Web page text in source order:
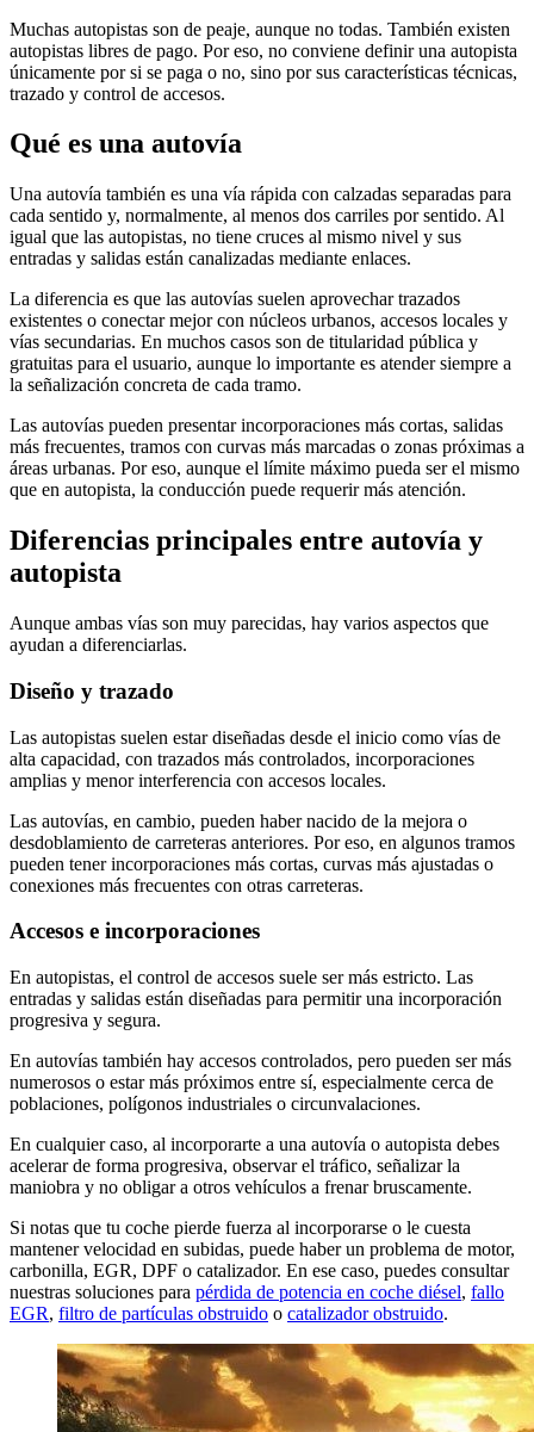
Muchas autopistas son de peaje, aunque no todas. También existen
autopistas libres de pago. Por eso, no conviene definir una autopista
únicamente por si se paga o no, sino por sus características técnicas,
trazado y control de accesos.
Qué es una autovía
Una autovía también es una vía rápida con calzadas separadas para
cada sentido y, normalmente, al menos dos carriles por sentido. Al
igual que las autopistas, no tiene cruces al mismo nivel y sus
entradas y salidas están canalizadas mediante enlaces.
La diferencia es que las autovías suelen aprovechar trazados
existentes o conectar mejor con núcleos urbanos, accesos locales y
vías secundarias. En muchos casos son de titularidad pública y
gratuitas para el usuario, aunque lo importante es atender siempre a
la señalización concreta de cada tramo.
Las autovías pueden presentar incorporaciones más cortas, salidas
más frecuentes, tramos con curvas más marcadas o zonas próximas a
áreas urbanas. Por eso, aunque el límite máximo pueda ser el mismo
que en autopista, la conducción puede requerir más atención.
Diferencias principales entre autovía y
autopista
Aunque ambas vías son muy parecidas, hay varios aspectos que
ayudan a diferenciarlas.
Diseño y trazado
Las autopistas suelen estar diseñadas desde el inicio como vías de
alta capacidad, con trazados más controlados, incorporaciones
amplias y menor interferencia con accesos locales.
Las autovías, en cambio, pueden haber nacido de la mejora o
desdoblamiento de carreteras anteriores. Por eso, en algunos tramos
pueden tener incorporaciones más cortas, curvas más ajustadas o
conexiones más frecuentes con otras carreteras.
Accesos e incorporaciones
En autopistas, el control de accesos suele ser más estricto. Las
entradas y salidas están diseñadas para permitir una incorporación
progresiva y segura.
En autovías también hay accesos controlados, pero pueden ser más
numerosos o estar más próximos entre sí, especialmente cerca de
poblaciones, polígonos industriales o circunvalaciones.
En cualquier caso, al incorporarte a una autovía o autopista debes
acelerar de forma progresiva, observar el tráfico, señalizar la
maniobra y no obligar a otros vehículos a frenar bruscamente.
Si notas que tu coche pierde fuerza al incorporarse o le cuesta
mantener velocidad en subidas, puede haber un problema de motor,
carbonilla, EGR, DPF o catalizador. En ese caso, puedes consultar
nuestras soluciones para pérdida de potencia en coche diésel, fallo
EGR, filtro de partículas obstruido o catalizador obstruido.